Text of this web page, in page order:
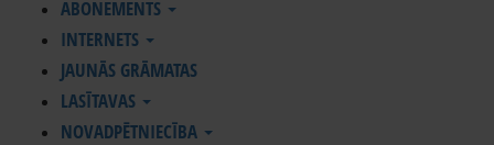
ABONEMENTS
INTERNETS
JAUNĀS GRĀMATAS
LASĪTAVAS
NOVADPĒTNIECĪBA